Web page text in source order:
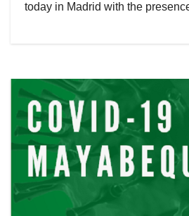
today in Madrid with the